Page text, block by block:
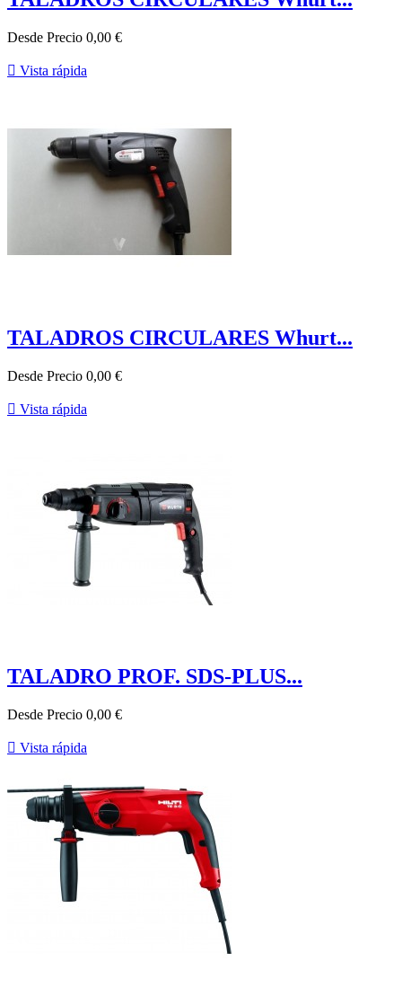
Desde Precio 0,00 €
 Vista rápida
TALADROS CIRCULARES Whurt...
Desde Precio 0,00 €
 Vista rápida
TALADRO PROF. SDS-PLUS...
Desde Precio 0,00 €
 Vista rápida